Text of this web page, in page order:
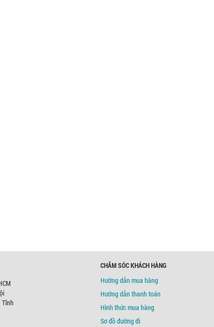
Tĩnh
CHĂM SÓC KHÁCH HÀNG
Hướng dẫn mua hàng
Hướng dẫn thanh toán
Hình thức mua hàng
Sơ đồ đường đi